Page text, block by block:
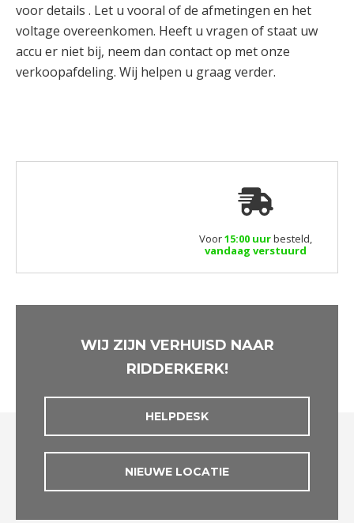
voor details . Let u vooral of de afmetingen en het
voltage overeenkomen. Heeft u vragen of staat uw
accu er niet bij, neem dan contact op met onze
verkoopafdeling. Wij helpen u graag verder.
Voor15:00 uurbesteld,
vandaag verstuurd
WIJ ZIJN VERHUISD NAAR
RIDDERKERK!
HELPDESK
NIEUWE LOCATIE